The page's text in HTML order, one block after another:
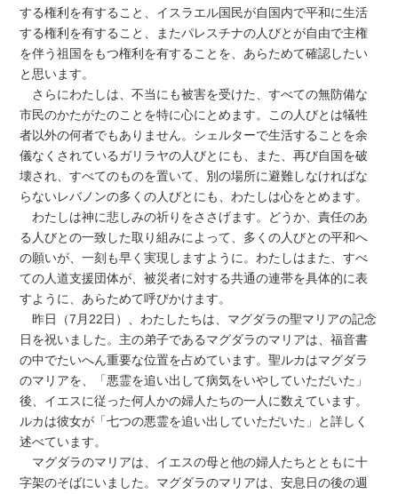
する権利を有すること、イスラエル国民が自国内で平和に生活
する権利を有すること、またパレスチナの人びとが自由で主権
を伴う祖国をもつ権利を有することを、あらためて確認したい
と思います。
さらにわたしは、不当にも被害を受けた、すべての無防備な
市民のかたがたのことを特に心にとめます。この人びとは犠牲
者以外の何者でもありません。シェルターで生活することを余
儀なくされているガリラヤの人びとにも、また、再び自国を破
壊され、すべてのものを置いて、別の場所に避難しなければな
らないレバノンの多くの人びとにも、わたしは心をとめます。
わたしは神に悲しみの祈りをささげます。どうか、責任のあ
る人びとの一致した取り組みによって、多くの人びとの平和へ
の願いが、一刻も早く実現しますように。わたしはまた、すべ
ての人道支援団体が、被災者に対する共通の連帯を具体的に表
すように、あらためて呼びかけます。
昨日（7月22日）、わたしたちは、マグダラの聖マリアの記念
日を祝いました。主の弟子であるマグダラのマリアは、福音書
の中でたいへん重要な位置を占めています。聖ルカはマグダラ
のマリアを、「悪霊を追い出して病気をいやしていただいた」
後、イエスに従った何人かの婦人たちの一人に数えています。
ルカは彼女が「七つの悪霊を追い出していただいた」と詳しく
述べています。
マグダラのマリアは、イエスの母と他の婦人たちとともに十
字架のそばにいました。マグダラのマリアは、安息日の後の週